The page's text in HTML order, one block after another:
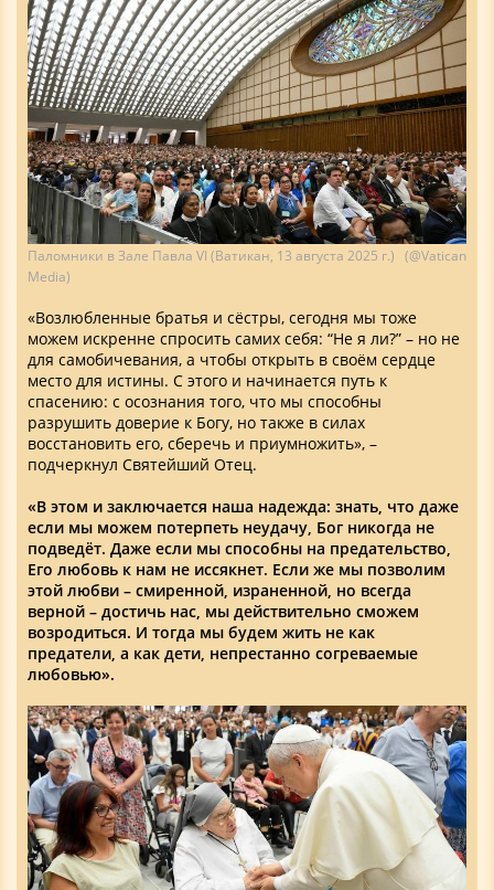
Паломники в Зале Павла VI (Ватикан, 13 августа 2025 г.) (@Vatican
Media)
«Возлюбленные братья и сёстры, сегодня мы тоже
можем искренне спросить самих себя: “Не я ли?” – но не
для самобичевания, а чтобы открыть в своём сердце
место для истины. С этого и начинается путь к
спасению: с осознания того, что мы способны
разрушить доверие к Богу, но также в силах
восстановить его, сберечь и приумножить», –
подчеркнул Святейший Отец.
«В этом и заключается наша надежда: знать, что даже
если мы можем потерпеть неудачу, Бог никогда не
подведёт. Даже если мы способны на предательство,
Его любовь к нам не иссякнет. Если же мы позволим
этой любви – смиренной, израненной, но всегда
верной – достичь нас, мы действительно сможем
возродиться. И тогда мы будем жить не как
предатели, а как дети, непрестанно согреваемые
любовью».